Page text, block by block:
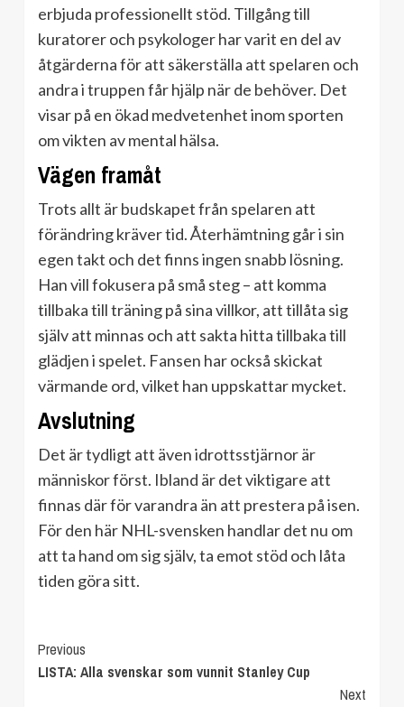
erbjuda professionellt stöd. Tillgång till
kuratorer och psykologer har varit en del av
åtgärderna för att säkerställa att spelaren och
andra i truppen får hjälp när de behöver. Det
visar på en ökad medvetenhet inom sporten
om vikten av mental hälsa.
Vägen framåt
Trots allt är budskapet från spelaren att
förändring kräver tid. Återhämtning går i sin
egen takt och det finns ingen snabb lösning.
Han vill fokusera på små steg – att komma
tillbaka till träning på sina villkor, att tillåta sig
själv att minnas och att sakta hitta tillbaka till
glädjen i spelet. Fansen har också skickat
värmande ord, vilket han uppskattar mycket.
Avslutning
Det är tydligt att även idrottsstjärnor är
människor först. Ibland är det viktigare att
finnas där för varandra än att prestera på isen.
För den här NHL-svensken handlar det nu om
att ta hand om sig själv, ta emot stöd och låta
tiden göra sitt.
Continue
Reading
Previous
LISTA: Alla svenskar som vunnit Stanley Cup
Next